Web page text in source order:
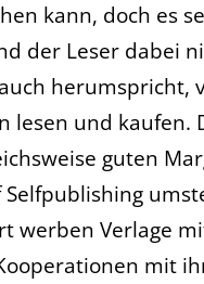
kann, doch es
der Leser dabei
lesen und kaufen.
guten
werben Verlage
mit